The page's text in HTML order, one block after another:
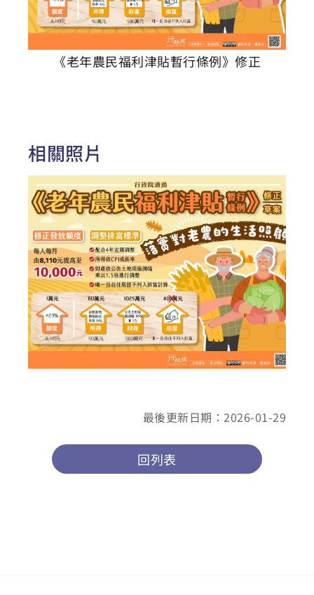
《老年農民福利津貼暫行條例》修正
相關照片
最後更新日期：2026-01-29
回列表